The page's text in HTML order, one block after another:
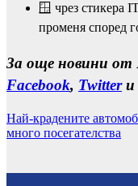
🪟 чрез стикера
променя според
За още новини от
Facebook, Twitterи
Най-крадените
много посегателства